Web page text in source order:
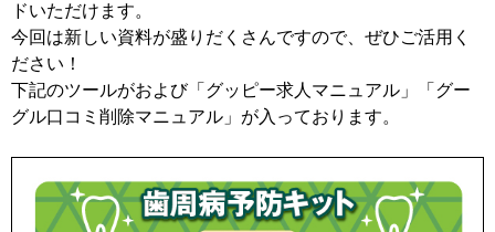
ドいただけます。
今回は新しい資料が盛りだくさんですので、ぜひご活用く
ださい！
下記のツールがおよび「グッピー求人マニュアル」「グー
グル口コミ削除マニュアル」が入っております。